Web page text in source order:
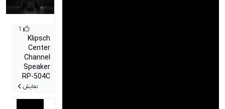
1
Klipsch
Center
Channel
Speaker
RP-504C
نمایش